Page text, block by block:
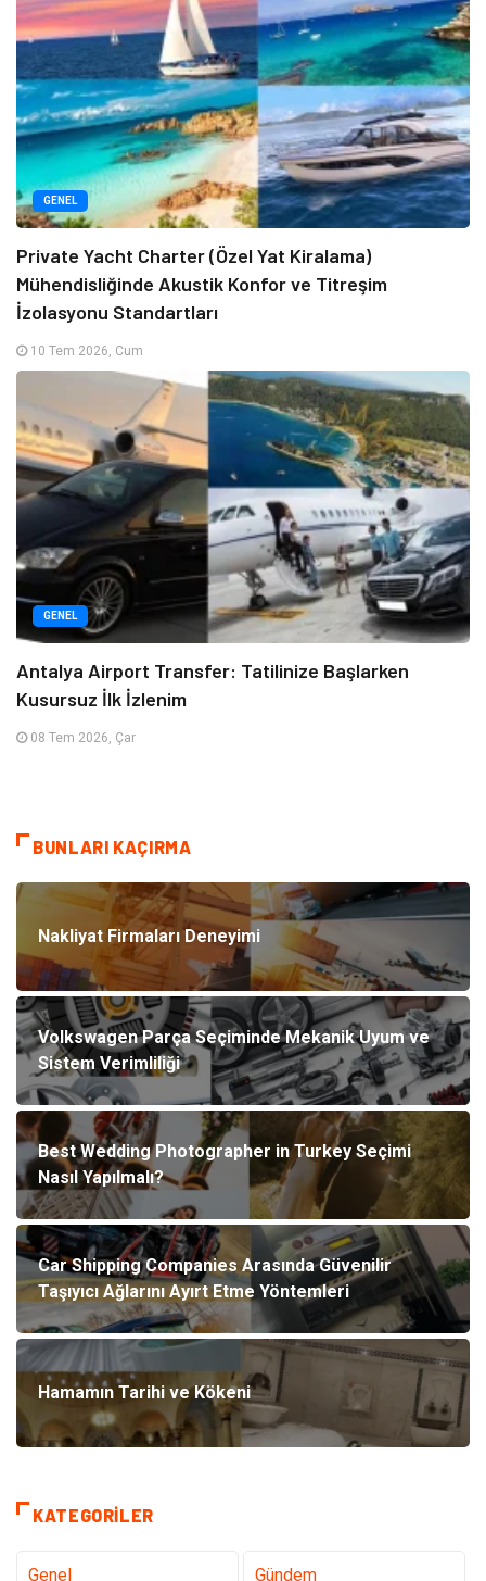
GENEL
Private Yacht Charter (Özel Yat Kiralama)
Mühendisliğinde Akustik Konfor ve Titreşim
İzolasyonu Standartları
10 Tem 2026, Cum
GENEL
Antalya Airport Transfer: Tatilinize Başlarken
Kusursuz İlk İzlenim
08 Tem 2026, Çar
BUNLARI KAÇIRMA
Nakliyat Firmaları Deneyimi
Volkswagen Parça Seçiminde Mekanik Uyum ve
Sistem Verimliliği
Best Wedding Photographer in Turkey Seçimi
Nasıl Yapılmalı?
Car Shipping Companies Arasında Güvenilir
Taşıyıcı Ağlarını Ayırt Etme Yöntemleri
Hamamın Tarihi ve Kökeni
KATEGORILER
Genel Gündem